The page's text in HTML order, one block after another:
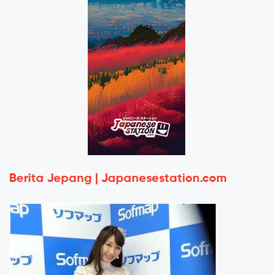
Berita Jepang | Japanesestation.com